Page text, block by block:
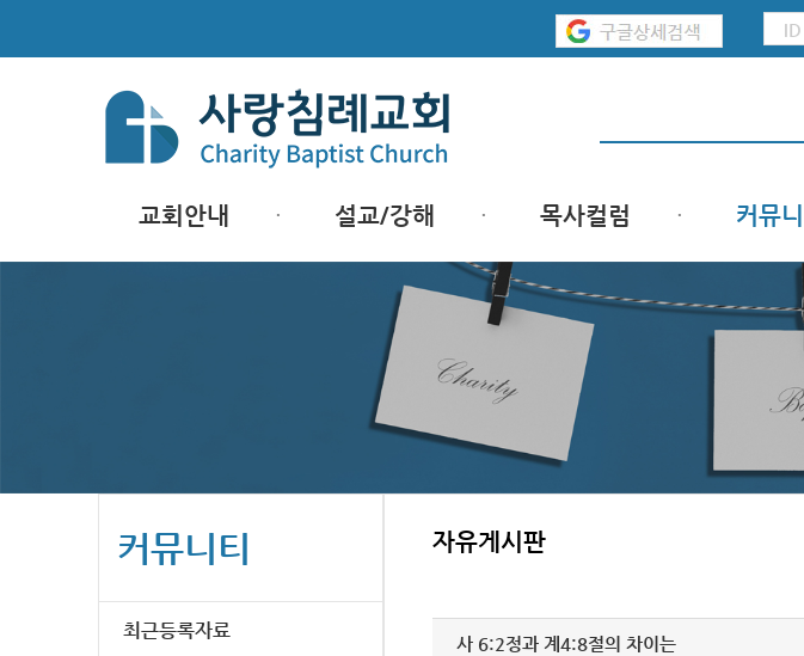
교회안내 설교/강해 목사컬럼 커뮤니
커뮤니티
최근등록자료
자유게시판
사 6:2정과 계4:8절의 차이는